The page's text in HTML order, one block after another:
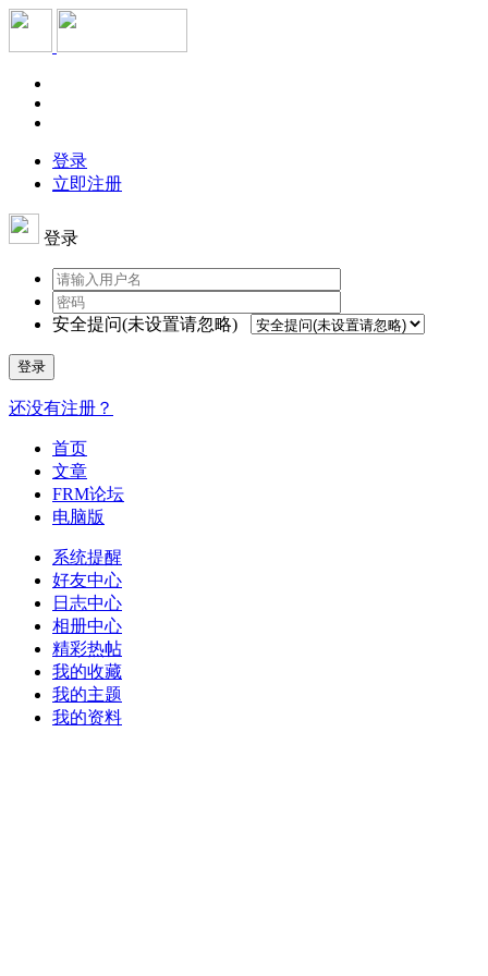
登录
立即注册
登录
安全提问(未设置请忽略)
登录
还没有注册？
首页
文章
FRM论坛
电脑版
系统提醒
好友中心
日志中心
相册中心
精彩热帖
我的收藏
我的主题
我的资料